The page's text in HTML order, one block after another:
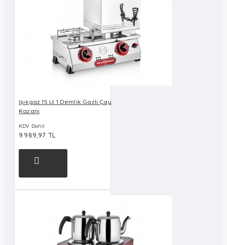
Işıkgaz 15 Lt 1 Demlik Gazlı Çay
Kazanı
KDV Dahil
9.989,97 TL